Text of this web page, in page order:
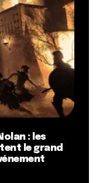
: les
le grand